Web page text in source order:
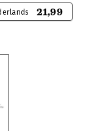
21,99